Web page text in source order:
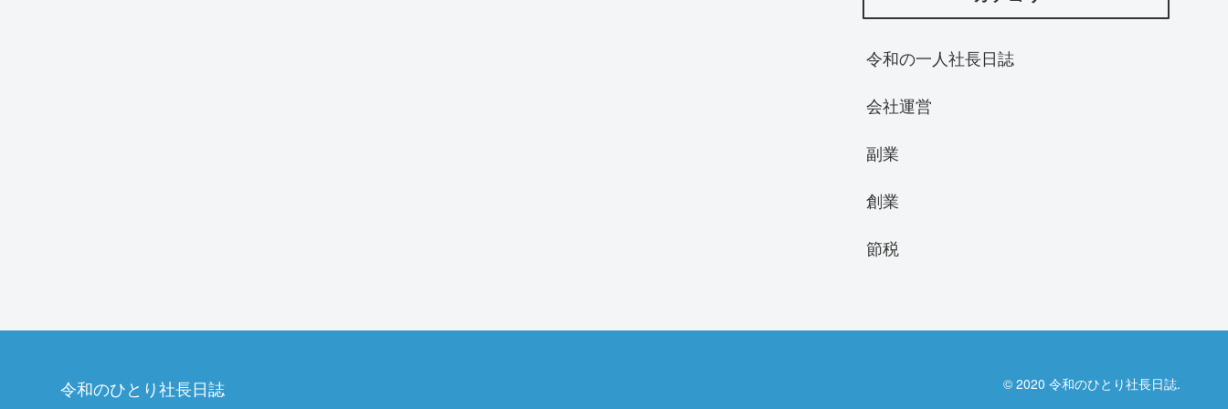
令和の一人社長日誌
会社運営
副業
創業
節税
令和のひとり社長日誌 © 2020 令和のひとり社長日誌.